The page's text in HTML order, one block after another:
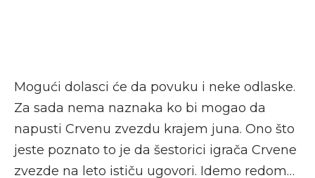
Mogući dolasci će da povuku i neke odlaske.
Za sada nema naznaka ko bi mogao da
napusti Crvenu zvezdu krajem juna. Ono što
jeste poznato to je da šestorici igrača Crvene
zvezde na leto ističu ugovori. Idemo redom…